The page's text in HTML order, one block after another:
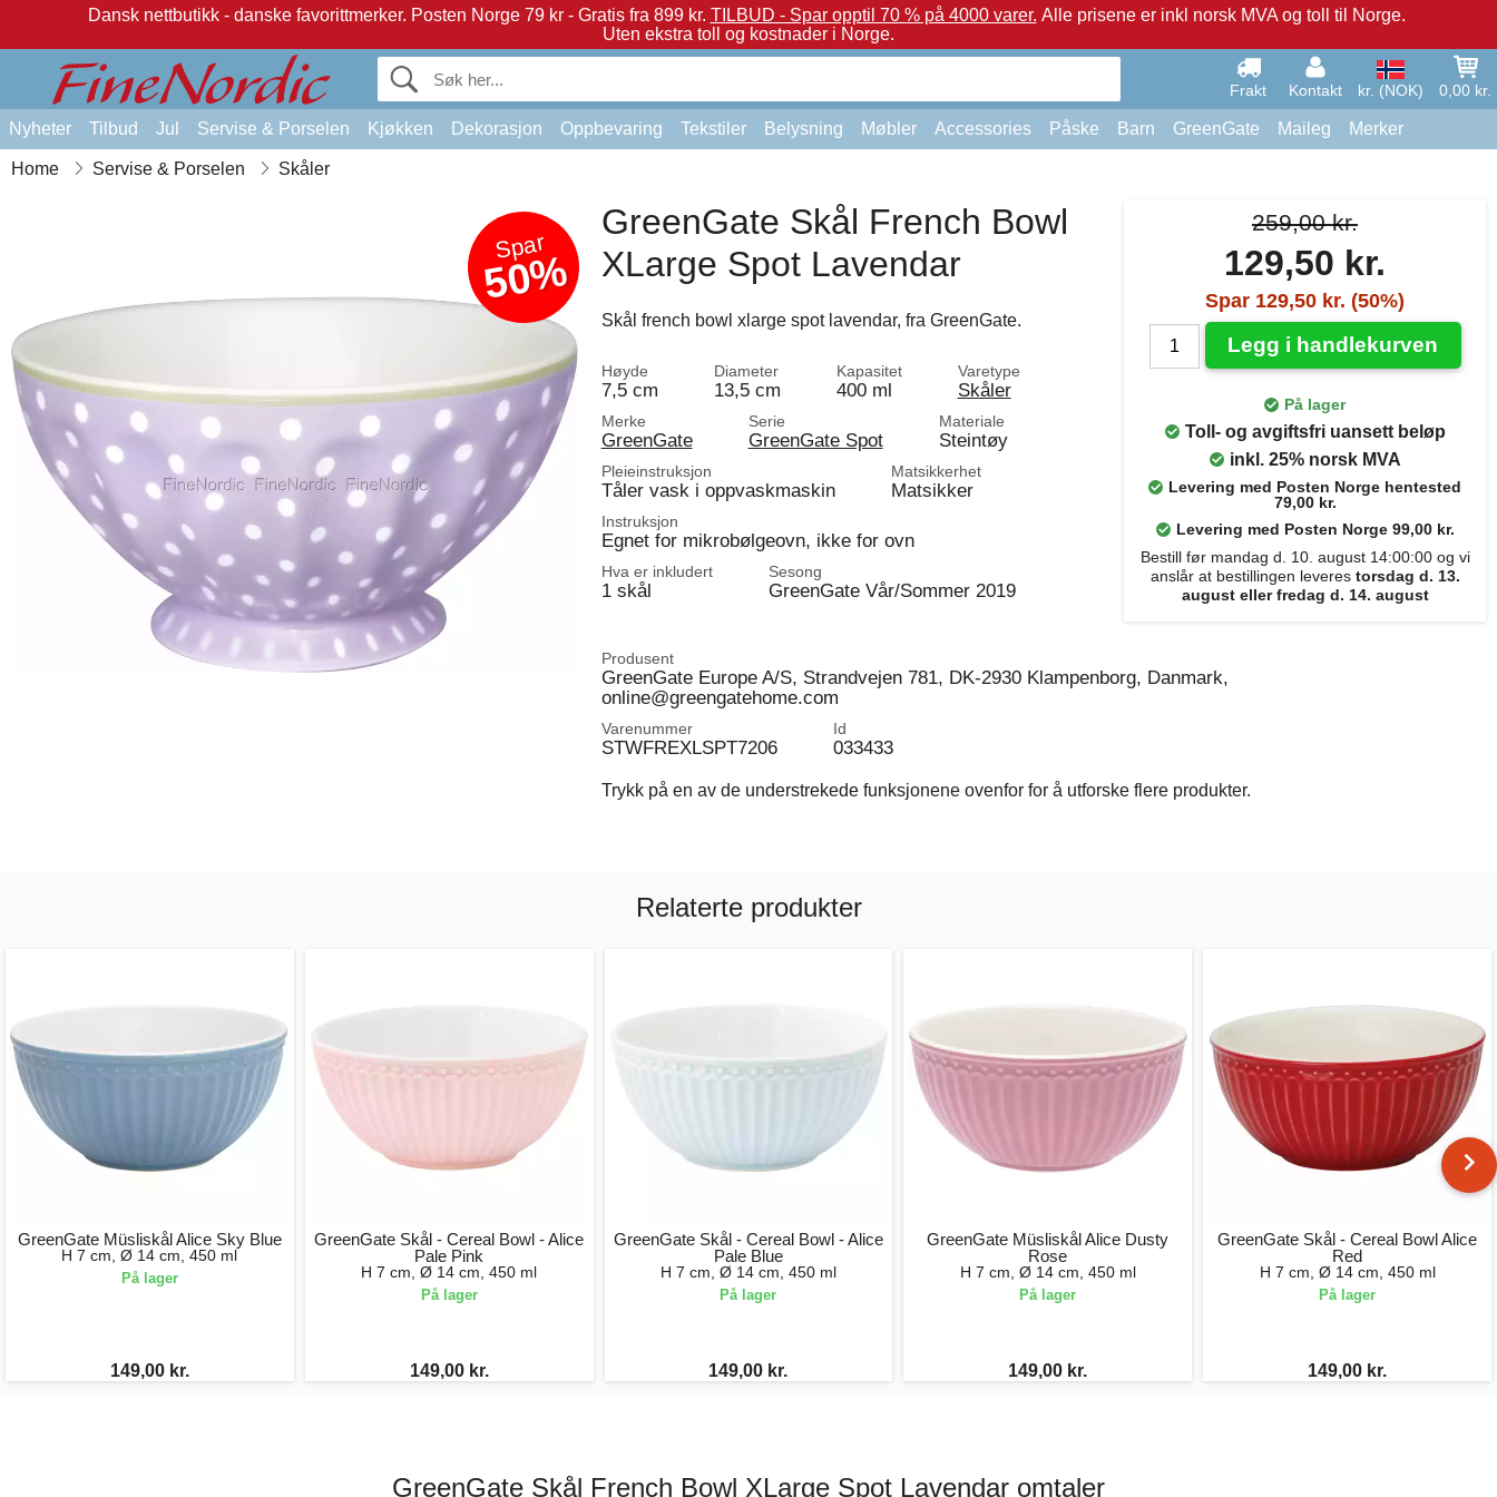
Dansk nettbutikk - danske favorittmerker. Posten Norge 79 kr - Gratis fra 899 kr. TILBUD - Spar opptil 70 % på 4000 varer. Alle prisene er inkl norsk MVA og toll til Norge.
Uten ekstra toll og kostnader i Norge.
Frakt Kontakt kr. (NOK) 0,00 kr.
Nyheter Tilbud Jul Servise & Porselen Kjøkken Dekorasjon Oppbevaring Tekstiler Belysning Møbler Accessories Påske Barn GreenGate Maileg Merker
Home Servise & Porselen Skåler
Spar
50%
259,00 kr.
129,50 kr.
Spar 129,50 kr. (50%)
Legg i handlekurven
På lager
Toll- og avgiftsfri uansett beløp
inkl. 25% norsk MVA
Levering med Posten Norge hentested
79,00 kr.
Levering med Posten Norge 99,00 kr.
Bestill før mandag d. 10. august 14:00:00 og vi
anslår at bestillingen leveres torsdag d. 13.
august eller fredag d. 14. august
GreenGate Skål French Bowl
XLarge Spot Lavendar
Skål french bowl xlarge spot lavendar, fra GreenGate.
Høyde
7,5 cm
Diameter
13,5 cm
Kapasitet
400 ml
Varetype
Skåler
Merke
GreenGate
Serie
GreenGate Spot
Materiale
Steintøy
Pleieinstruksjon
Tåler vask i oppvaskmaskin
Matsikkerhet
Matsikker
Instruksjon
Egnet for mikrobølgeovn, ikke for ovn
Hva er inkludert
1 skål
Sesong
GreenGate Vår/Sommer 2019
Produsent
GreenGate Europe A/S, Strandvejen 781, DK-2930 Klampenborg, Danmark,
online@greengatehome.com
Varenummer
STWFREXLSPT7206
Id
033433
Trykk på en av de understrekede funksjonene ovenfor for å utforske flere produkter.
Relaterte produkter
GreenGate Müsliskål Alice Sky Blue
H 7 cm, Ø 14 cm, 450 ml
På lager
149,00 kr.
GreenGate Skål - Cereal Bowl - Alice
Pale Pink
H 7 cm, Ø 14 cm, 450 ml
På lager
149,00 kr.
GreenGate Skål - Cereal Bowl - Alice
Pale Blue
H 7 cm, Ø 14 cm, 450 ml
På lager
149,00 kr.
GreenGate Müsliskål Alice Dusty
Rose
H 7 cm, Ø 14 cm, 450 ml
På lager
149,00 kr.
GreenGate Skål - Cereal Bowl Alice
Red
H 7 cm, Ø 14 cm, 450 ml
På lager
149,00 kr.
GreenGate Skål French Bowl XLarge Spot Lavendar omtaler